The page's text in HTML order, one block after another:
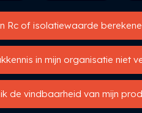
Rc of isolatiewaarde
in mijn organisatie niet
de vindbaarheid van mijn